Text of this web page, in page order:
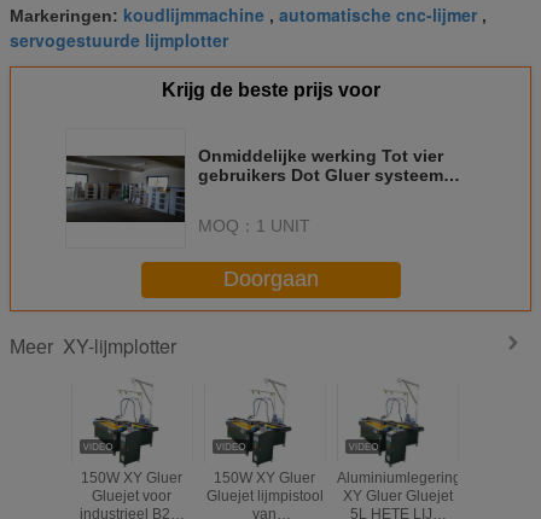
Markeringen: koudlijmmachine , automatische cnc-lijmer ,
servogestuurde lijmplotter
Krijg de beste prijs voor
Onmiddelijke werking Tot vier
gebruikers Dot Gluer systeem
MOQ： 1 UNIT
Doorgaan
Meer XY-lijmplotter
150W XY Gluer
Gluejet voor
industrieel B2B-
150W XY Gluer
Gluejet lijmpistool
van
Aluminiumlegering
XY Gluer Gluejet
5L HETE LIJM